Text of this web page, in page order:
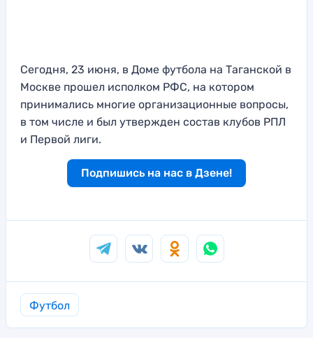
Сегодня, 23 июня, в Доме футбола на Таганской в
Москве прошел исполком РФС, на котором
принимались многие организационные вопросы,
в том числе и был утвержден состав клубов РПЛ
и Первой лиги.
Подпишись на нас в Дзене!
Футбол